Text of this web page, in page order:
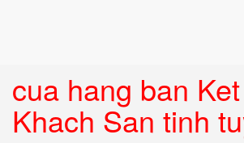
cua hang ban
Khach San tinh